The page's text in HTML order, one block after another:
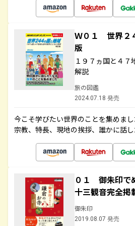
Ｗ０１ 世界２
版
１９７ヵ国と４７
解説
旅の図鑑
2024.07.18 発売
今こそ学びたい世界のことを集めまし
宗教、特長、現地の挨拶、誰かに話し
０１ 御朱印で
十三観音完全
御朱印
2019.08.07 発売